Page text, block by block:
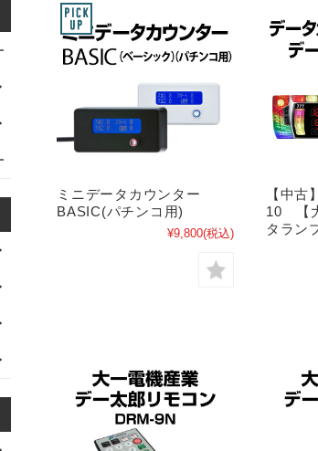
ミニデータカウンター
BASIC(パチンコ用)
¥9,800(税込)
【中古
10 【
タラン